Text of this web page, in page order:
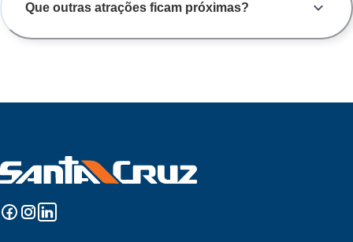
Que outras atrações ficam próximas?